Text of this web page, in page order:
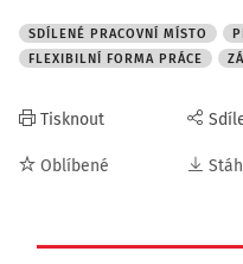
SDÍLENÉ PRACOVNÍ MÍSTO
FLEXIBILNÍ FORMA PRÁCE
Tisknout
Oblíbené